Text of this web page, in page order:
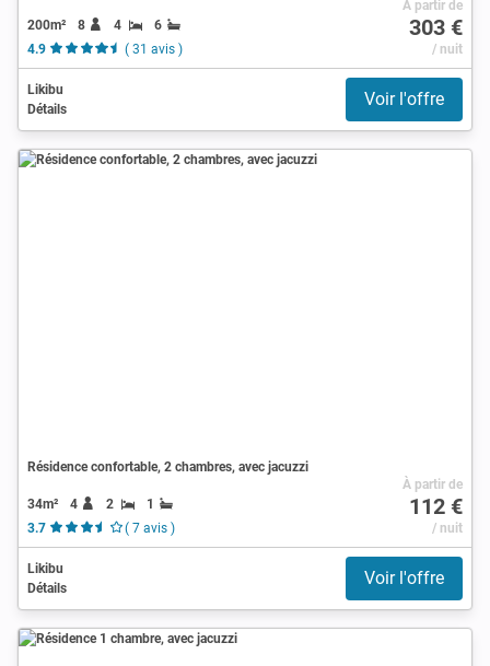
200m² 8 4
6
4.9
( 31 avis )
À partir de
303 €
/ nuit
Likibu
Détails
Voir l'offre
Résidence confortable, 2 chambres, avec jacuzzi
34m² 4 2
1
3.7
( 7 avis )
À partir de
112 €
/ nuit
Likibu
Détails
Voir l'offre